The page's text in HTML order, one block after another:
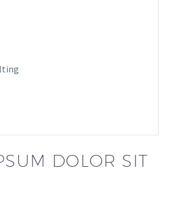
DOLOR SIT